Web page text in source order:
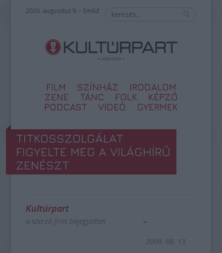
2026. augusztus 9. – Emőd
FILM SZÍNHÁZ
IRODALOM
ZENE
TÁNC FOLK
KÉPZŐ
PODCAST
VIDEÓ GYERMEK
TITKOSSZOLGÁLAT
FIGYELTE MEG A VILÁGHÍRŰ
ZENÉSZT
Kultúrpart
a szerző friss bejegyzései
2009. 08. 13.